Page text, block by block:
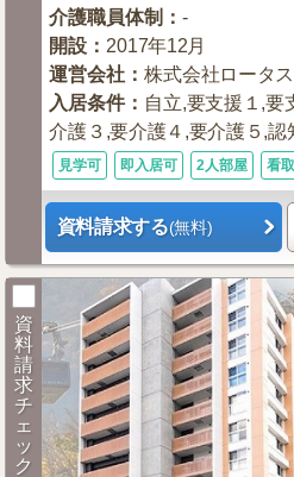
介護職員体制 ：-
開設 ： 2017年12月
運営会社 ：株式会社ロータス
入居条件： 自立,要支援１,要
介護３,要介護４,要介護５,認
見学可 即入居可 2人部屋 看
資料請求する(無料)
資
料
請
求
チ
ェ
ッ
ク